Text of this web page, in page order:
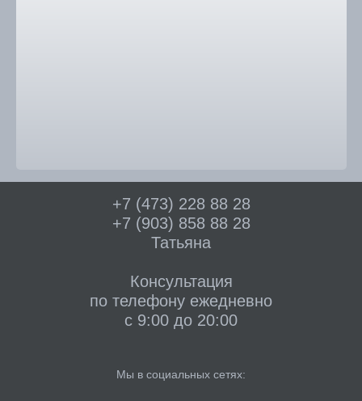
+7 (473) 228 88 28
+7 (903) 858 88 28
Татьяна
Консультация
по телефону ежедневно
с 9:00 до 20:00
Мы в социальных сетях: